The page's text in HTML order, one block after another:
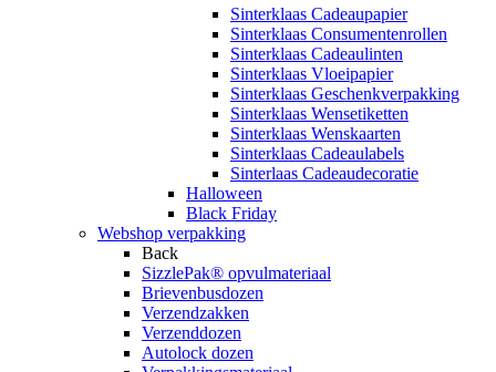
Sinterklaas Cadeaupapier
Sinterklaas Consumentenrollen
Sinterklaas Cadeaulinten
Sinterklaas Vloeipapier
Sinterklaas Geschenkverpakking
Sinterklaas Wensetiketten
Sinterklaas Wenskaarten
Sinterklaas Cadeaulabels
Sinterlaas Cadeaudecoratie
Halloween
Black Friday
Webshop verpakking
Back
SizzlePak® opvulmateriaal
Brievenbusdozen
Verzendzakken
Verzenddozen
Autolock dozen